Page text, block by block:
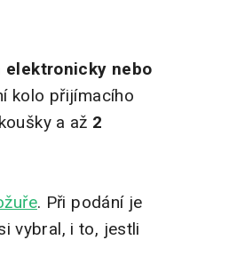
elektronicky nebo
kolo přijímacího
a až 2
. Při podání je
vybral, i to, jestli